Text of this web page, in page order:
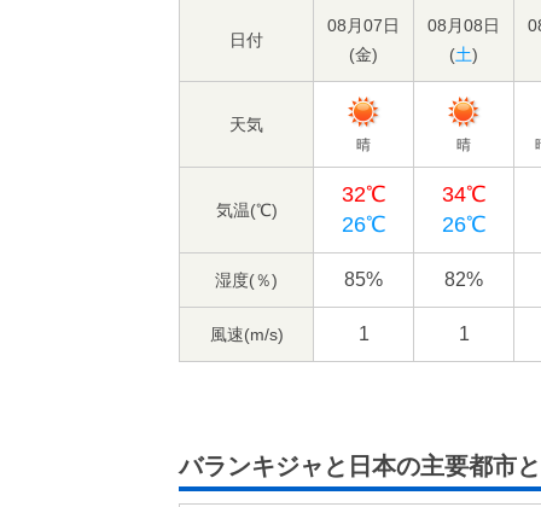
日付
08月07日
(金)
08月08日
(土)
天気
晴 晴
気温(℃)
32℃
26℃
34℃
26℃
湿度(％) 85% 82%
風速(m/s) 1 1
バランキジャと日本の主要都市